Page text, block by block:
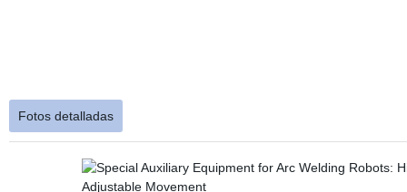
Fotos detalladas